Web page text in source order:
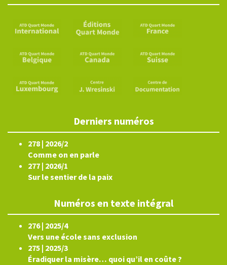
Derniers numéros
278 | 2026/2
Comme on en parle
277 | 2026/1
Sur le sentier de la paix
Numéros en texte intégral
276 | 2025/4
Vers une école sans exclusion
275 | 2025/3
Éradiquer la misère… quoi qu’il en coûte ?